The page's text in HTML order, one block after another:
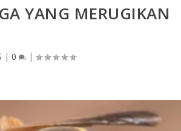
YANG MERUGIKAN
|0 |